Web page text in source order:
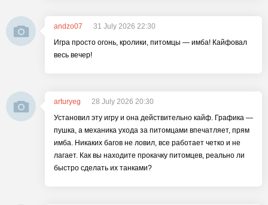
andzo07
31 July 2026 22:30
Игра просто огонь, кролики, питомцы — имба! Кайфовал
весь вечер!
arturyeg
28 July 2026 20:30
Установил эту игру и она действительно кайф. Графика —
пушка, а механика ухода за питомцами впечатляет, прям
имба. Никаких багов не ловил, все работает четко и не
лагает. Как вы находите прокачку питомцев, реально ли
быстро сделать их танками?